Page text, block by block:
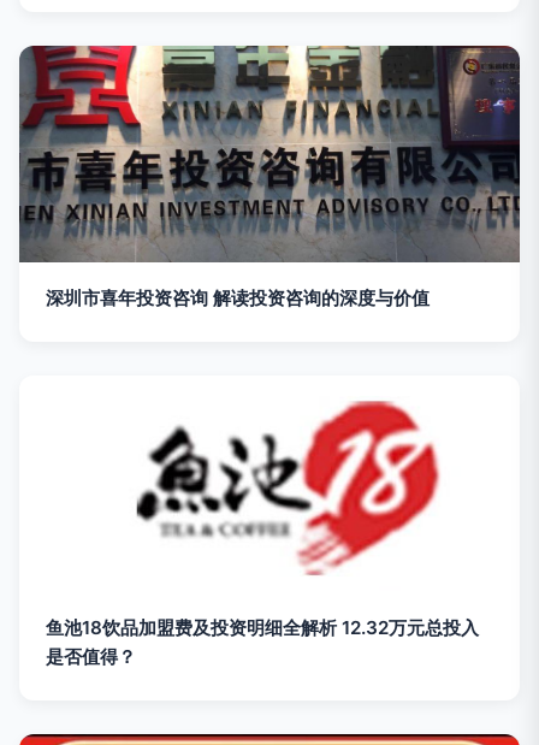
深圳市喜年投资咨询 解读投资咨询的深度与价值
鱼池18饮品加盟费及投资明细全解析 12.32万元总投入
是否值得？